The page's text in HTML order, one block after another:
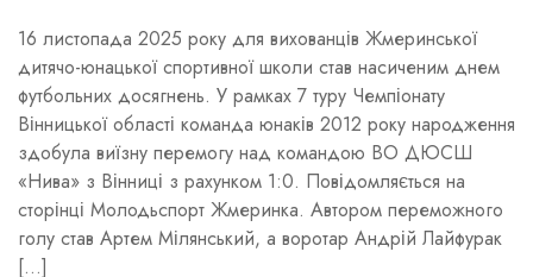
16 листопада 2025 року для вихованців Жмеринської
дитячо-юнацької спортивної школи став насиченим днем
футбольних досягнень. У рамках 7 туру Чемпіонату
Вінницької області команда юнаків 2012 року народження
здобула виїзну перемогу над командою ВО ДЮСШ
«Нива» з Вінниці з рахунком 1:0. Повідомляється на
сторінці Молодьспорт Жмеринка. Автором переможного
голу став Артем Мілянський, а воротар Андрій Лайфурак
[…]